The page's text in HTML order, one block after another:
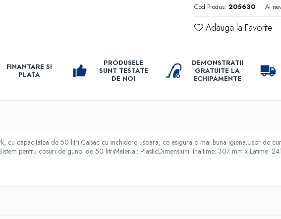
Cod Produs: 205630 Ai
Adauga la Favorite
FINANTARE SI
PLATA
PRODUSELE
SUNT TESTATE
DE NOI
DEMONSTRATII
GRATUITE LA
ECHIPAMENTE
cu capacitatea de 50 litri.Capac cu inchidere usoara, ce asigura o mai buna igiena.Usor de
pentru cosuri de gunoi de 50 litriMaterial: PlasticDimensiuni: Inaltime: 307 mm x Latime: